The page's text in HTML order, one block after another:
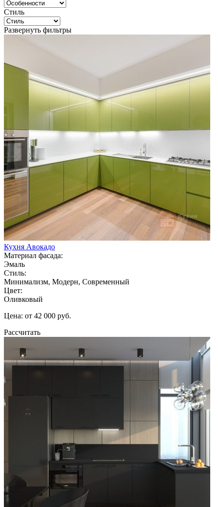
Стиль
Развернуть фильтры
Кухня Авокадо
Материал фасада:
Эмаль
Стиль:
Минимализм, Модерн, Современный
Цвет:
Оливковый
Цена: от 42 000 руб.
Рассчитать